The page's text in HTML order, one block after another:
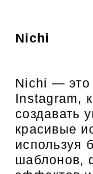
Nichi
Nichi — это
Instagram,
создавать
красивые
используя
шаблонов,